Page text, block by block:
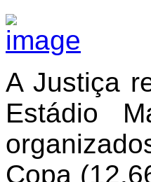
A Justiça
Estádio
Copa